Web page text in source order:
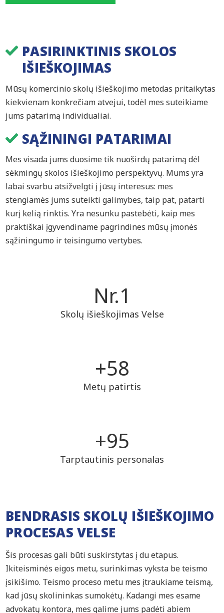
PASIRINKTINIS SKOLOS
IŠIEŠKOJIMAS
Mūsų komercinio skolų išieškojimo metodas pritaikytas
kiekvienam konkrečiam atvejui, todėl mes suteikiame
jums patarimą individualiai.
SĄŽININGI PATARIMAI
Mes visada jums duosime tik nuoširdų patarimą dėl
sėkmingų skolos išieškojimo perspektyvų. Mums yra
labai svarbu atsižvelgti į jūsų interesus: mes
stengiamės jums suteikti galimybes, taip pat, patarti
kurį kelią rinktis. Yra nesunku pastebėti, kaip mes
praktiškai įgyvendiname pagrindines mūsų įmonės
sąžiningumo ir teisingumo vertybes.
Nr.1
Skolų išieškojimas Velse
+59
Metų patirtis
+98
Tarptautinis personalas
BENDRASIS SKOLŲ IŠIEŠKOJIMO
PROCESAS VELSE
Šis procesas gali būti suskirstytas į du etapus.
Ikiteisminės eigos metu, surinkimas vyksta be teismo
įsikišimo. Teismo proceso metu mes įtraukiame teismą,
kad jūsų skolininkas sumokėtų. Kadangi mes esame
advokatų kontora, mes galime jums padėti abiem